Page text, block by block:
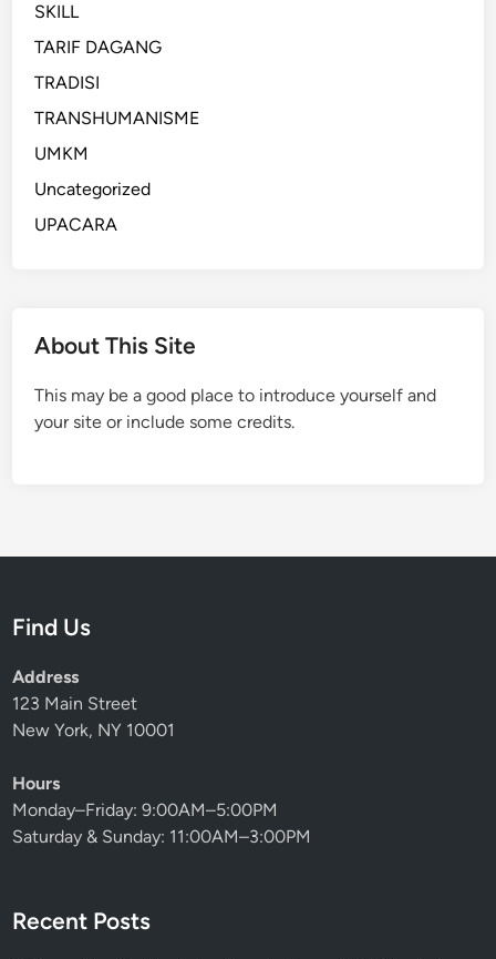
SKILL
TARIF DAGANG
TRADISI
TRANSHUMANISME
UMKM
Uncategorized
UPACARA
About This Site
This may be a good place to introduce yourself and
your site or include some credits.
Find Us
Address
123 Main Street
New York, NY 10001
Hours
Monday–Friday: 9:00AM–5:00PM
Saturday & Sunday: 11:00AM–3:00PM
Recent Posts